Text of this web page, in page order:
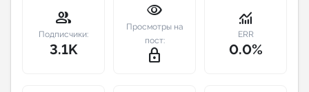
Индивидуальное сопровождение
Аналитика Telegram
group
Подписчики:
3.1K
visibility
Просмотры на
пост:
lock_outline
monitoring
ERR
0.0%